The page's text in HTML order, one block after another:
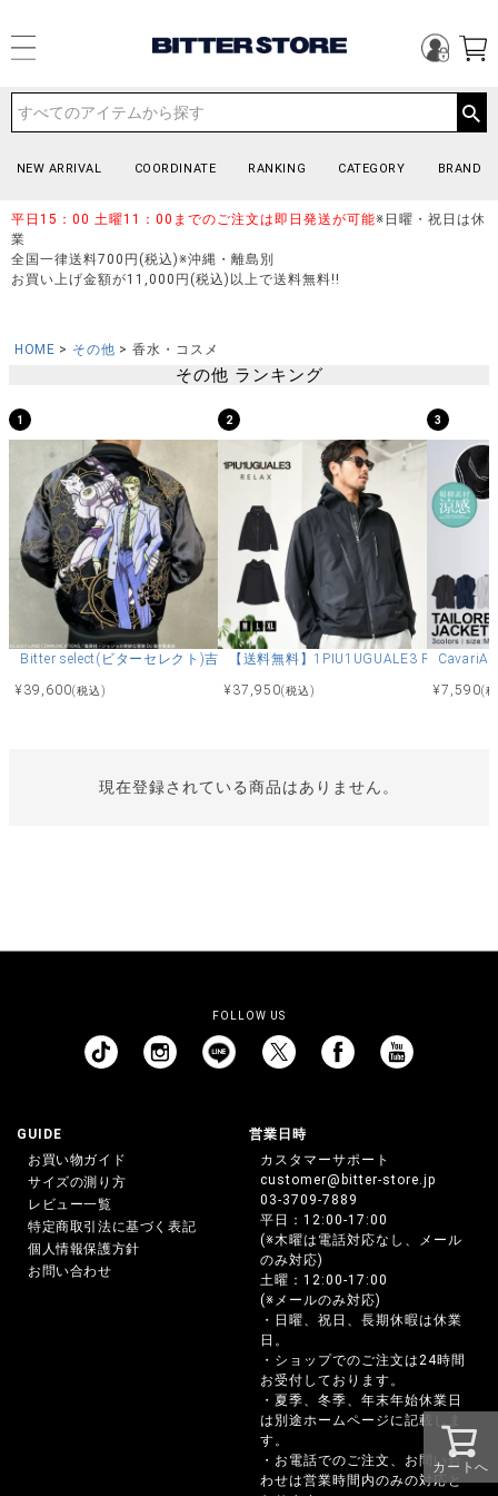
NEW ARRIVAL COORDINATE RANKING CATEGORY BRAND
平日15：00 土曜11：00までのご注文は即日発送が可能※日曜・祝日は休
業
全国一律送料700円(税込)※沖縄・離島別
お買い上げ金額が11,000円(税込)以上で送料無料!!
HOME その他 香水・コスメ
その他 ランキング
1
Bitter select(ビターセレクト)吉良吉影スカジャン/全1色
¥39,600(税込)
2
【送料無料】1PIU1UGUALE3 RELAX(
¥37,950(税込)
3
¥7,590(
現在登録されている商品はありません。
カートへ
FOLLOW US
GUIDE
お買い物ガイド
サイズの測り方
レビュー一覧
特定商取引法に基づく表記
個人情報保護方針
お問い合わせ
営業日時
カスタマーサポート
customer@bitter-store.jp
03-3709-7889
平日：12:00-17:00
(※木曜は電話対応なし、メール
のみ対応)
土曜：12:00-17:00
(※メールのみ対応)
・日曜、祝日、長期休暇は休業
日。
・ショップでのご注文は24時間
お受付しております。
・夏季、冬季、年末年始休業日
は別途ホームページに記載しま
す。
・お電話でのご注文、お問い合
わせは営業時間内のみの対応と